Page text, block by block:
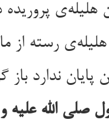
هلیله‌ی
رسته از
پایان ندارد
صلی الله